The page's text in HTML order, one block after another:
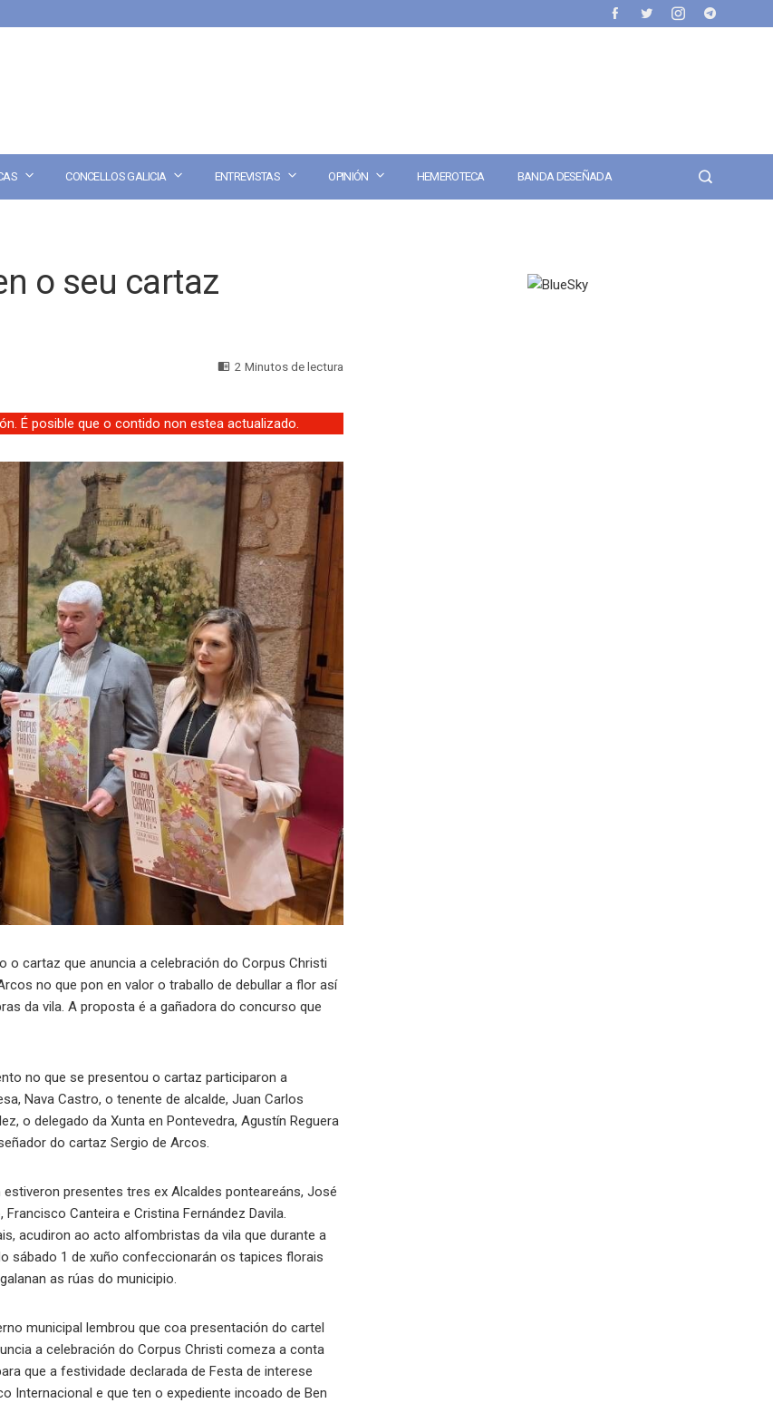
CONCELLOS GALICIA ENTREVISTAS OPINIÓN HEMEROTECA BANDA DESEÑADA
o seu cartaz
2 Minutos de lectura
É posible que o contido non estea actualizado.
o cartaz que anuncia a celebración do Corpus Christi
no que pon en valor o traballo de debullar a flor así
da vila. A proposta é a gañadora do concurso que
no que se presentou o cartaz participaron a
Nava Castro, o tenente de alcalde, Juan Carlos
o delegado da Xunta en Pontevedra, Agustín Reguera
do cartaz Sergio de Arcos.
estiveron presentes tres ex Alcaldes ponteareáns, José
Francisco Canteira e Cristina Fernández Davila.
acudiron ao acto alfombristas da vila que durante a
sábado 1 de xuño confeccionarán os tapices florais
as rúas do municipio.
municipal lembrou que coa presentación do cartel
a celebración do Corpus Christi comeza a conta
que a festividade declarada de Festa de interese
Internacional e que ten o expediente incoado de Ben